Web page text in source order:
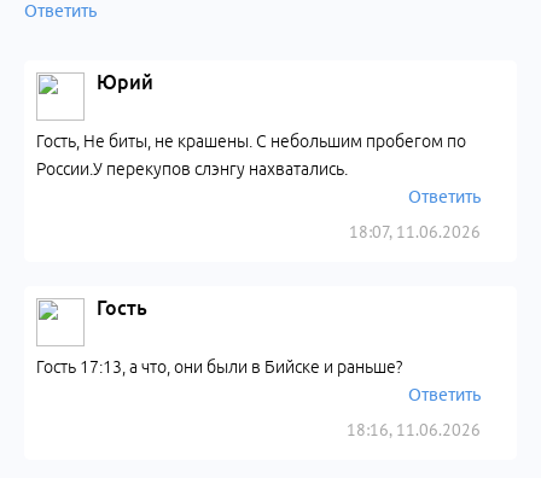
Ответить
Юрий
18:07, 11.06.2026
Гость, Не биты, не крашены. С небольшим пробегом по
России.У перекупов слэнгу нахватались.
Ответить
Гость
18:16, 11.06.2026
Гость 17:13, а что, они были в Бийске и раньше?
Ответить